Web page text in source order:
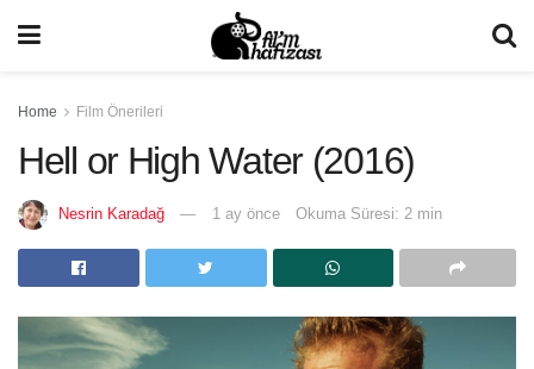
Home Film Önerileri
Hell or High Water (2016)
Nesrin Karadağ 1 ay önce Okuma Süresi: 2 min